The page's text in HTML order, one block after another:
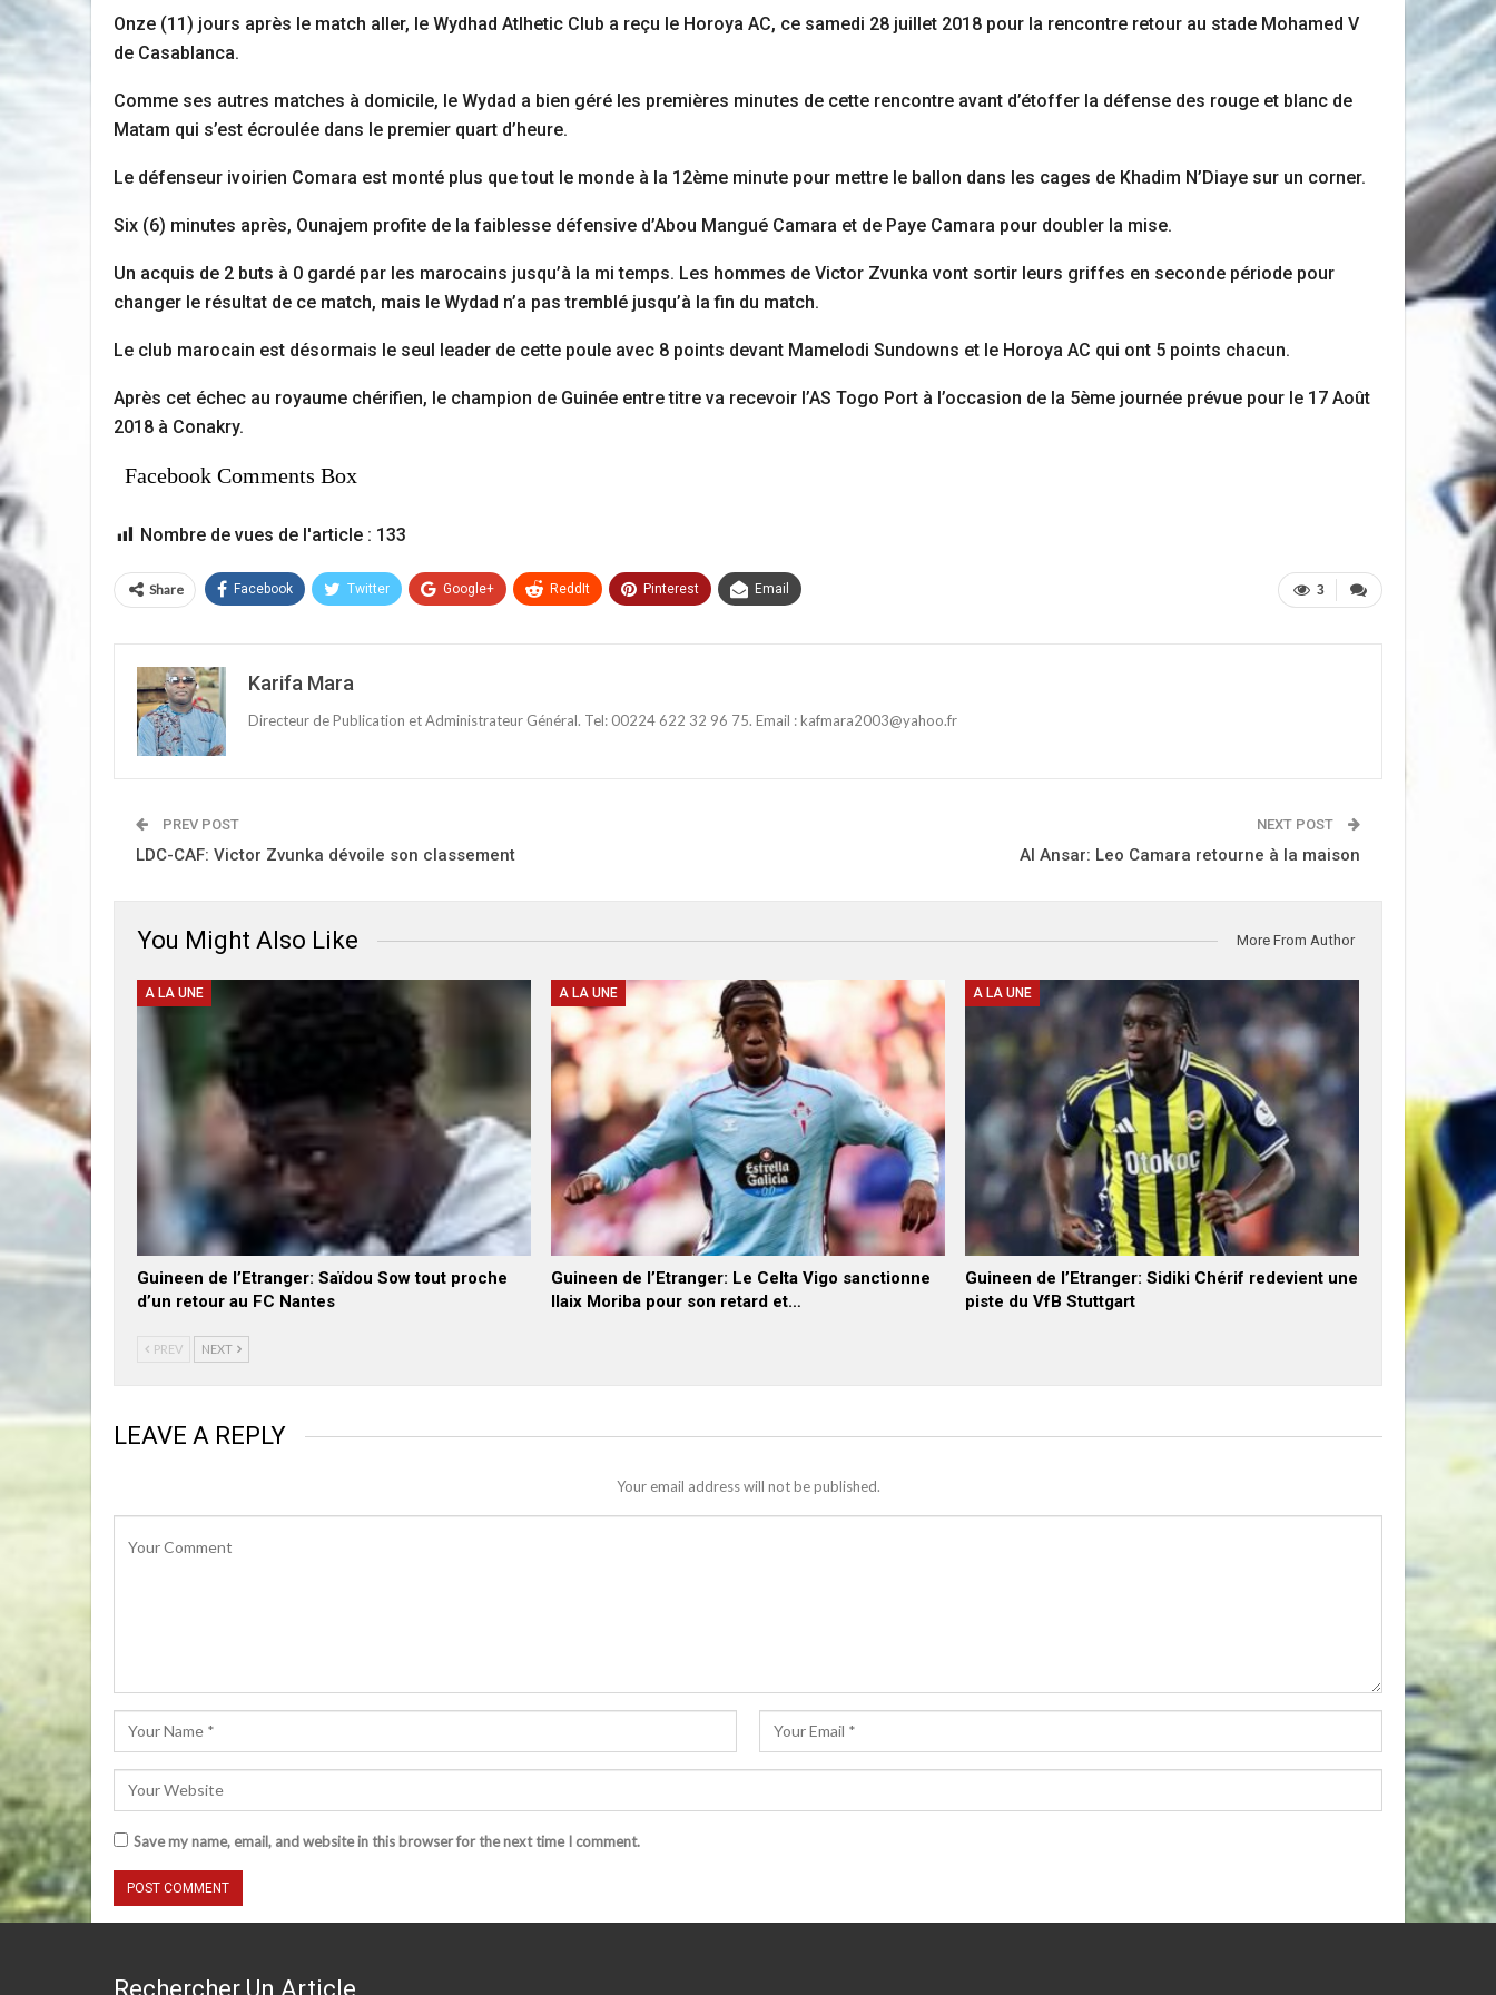
Onze (11) jours après le match aller, le Wydhad Atlhetic Club a reçu le Horoya AC, ce samedi 28 juillet 2018 pour la rencontre retour au stade Mohamed V
de Casablanca.
Comme ses autres matches à domicile, le Wydad a bien géré les premières minutes de cette rencontre avant d’étoffer la défense des rouge et blanc de
Matam qui s’est écroulée dans le premier quart d’heure.
Le défenseur ivoirien Comara est monté plus que tout le monde à la 12ème minute pour mettre le ballon dans les cages de Khadim N’Diaye sur un corner.
Six (6) minutes après, Ounajem profite de la faiblesse défensive d’Abou Mangué Camara et de Paye Camara pour doubler la mise.
Un acquis de 2 buts à 0 gardé par les marocains jusqu’à la mi temps. Les hommes de Victor Zvunka vont sortir leurs griffes en seconde période pour
changer le résultat de ce match, mais le Wydad n’a pas tremblé jusqu’à la fin du match.
Le club marocain est désormais le seul leader de cette poule avec 8 points devant Mamelodi Sundowns et le Horoya AC qui ont 5 points chacun.
Après cet échec au royaume chérifien, le champion de Guinée entre titre va recevoir l’AS Togo Port à l’occasion de la 5ème journée prévue pour le 17 Août
2018 à Conakry.
Facebook Comments Box
Nombre de vues de l'article : 133
3
Share Facebook Twitter Google+ ReddIt Pinterest Email
Karifa Mara
Directeur de Publication et Administrateur Général. Tel: 00224 622 32 96 75. Email : kafmara2003@yahoo.fr
PREV POST
LDC-CAF: Victor Zvunka dévoile son classement
NEXT POST
Al Ansar: Leo Camara retourne à la maison
You Might Also Like More From Author
A LA UNE
Guineen de l’Etranger: Saïdou Sow tout proche
d’un retour au FC Nantes
A LA UNE
Guineen de l’Etranger: Le Celta Vigo sanctionne
Ilaix Moriba pour son retard et…
A LA UNE
Guineen de l’Etranger: Sidiki Chérif redevient une
piste du VfB Stuttgart
PREV NEXT
LEAVE A REPLY
Your email address will not be published.
Save my name, email, and website in this browser for the next time I comment.
Rechercher Un Article